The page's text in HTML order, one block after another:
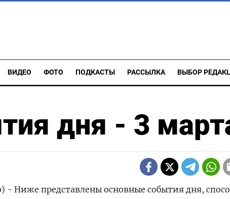
ВИДЕО ФОТО ПОДКАСТЫ РАССЫЛКА ВЫБОР
дня - 3
- Ниже представлены основные события дня,